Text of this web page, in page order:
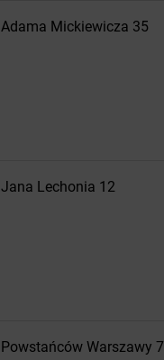
Adama Mickiewicza 35
Jana Lechonia 12
Powstańców Warszawy 7